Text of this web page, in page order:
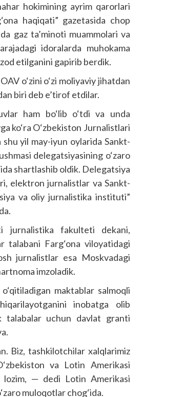
hokimining ayrim qarorlari
haqiqati” gazetasida chop
gaz ta’minoti muammolari va
idoralarda muhokama
etilganini gapirib berdik.
o‘zini o‘zi moliyaviy jihatdan
biri deb e’tirof etdilar.
ham bo‘lib o‘tdi va unda
ko‘ra O‘zbekiston Jurnalistlari
shu yil may-iyun oylarida Sankt-
delegatsiyasining o‘zaro
shartlashib oldik. Delegatsiya
elektron jurnalistlar va Sankt-
va oliy jurnalistika instituti”
jurnalistika fakulteti dekani,
Farg‘ona viloyatidagi
jurnalistlar esa Moskvadagi
imzoladik.
maktablar salmoqli
inobatga olib
talabalar uchun davlat granti
Biz, tashkilotchilar xalqlarimiz
va Lotin Amerikasi
lozim, — dedi Lotin Amerikasi
muloqotlar chog‘ida.